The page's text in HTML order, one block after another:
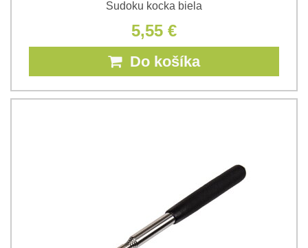
Sudoku kocka biela
5,55 €
Do košíka